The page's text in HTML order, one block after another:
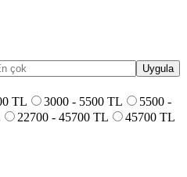
Uygula
TL 3000 - 5500 TL
5500 -
22700 - 45700 TL
45700 TL